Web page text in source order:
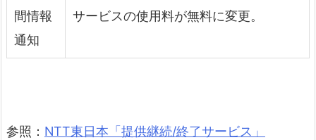
間情報
通知
サービスの使用料が無料に変更。
参照： NTT東日本「提供継続/終了サービス」